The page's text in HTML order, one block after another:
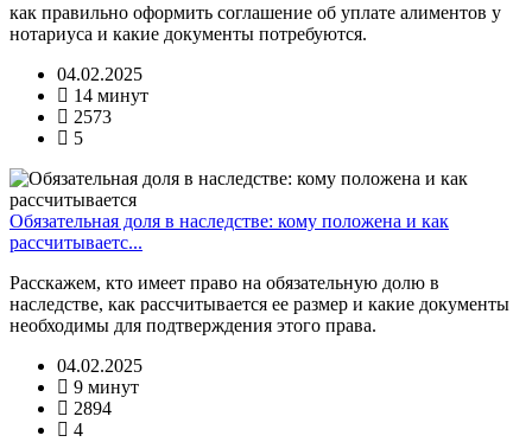
как правильно оформить соглашение об уплате алиментов у
нотариуса и какие документы потребуются.
04.02.2025
14 минут
2573
5
Обязательная доля в наследстве: кому положена и как
рассчитываетс...
Расскажем, кто имеет право на обязательную долю в
наследстве, как рассчитывается ее размер и какие документы
необходимы для подтверждения этого права.
04.02.2025
9 минут
2894
4